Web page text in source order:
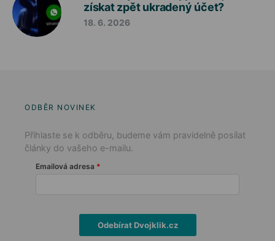
získat zpět ukradený účet?
18. 6. 2026
ODBĚR NOVINEK
Přihlaste se k odběru, budeme vám pravidelně posílat
články do vašeho e-mailu.
Emailová adresa
Odebírat Dvojklik.cz